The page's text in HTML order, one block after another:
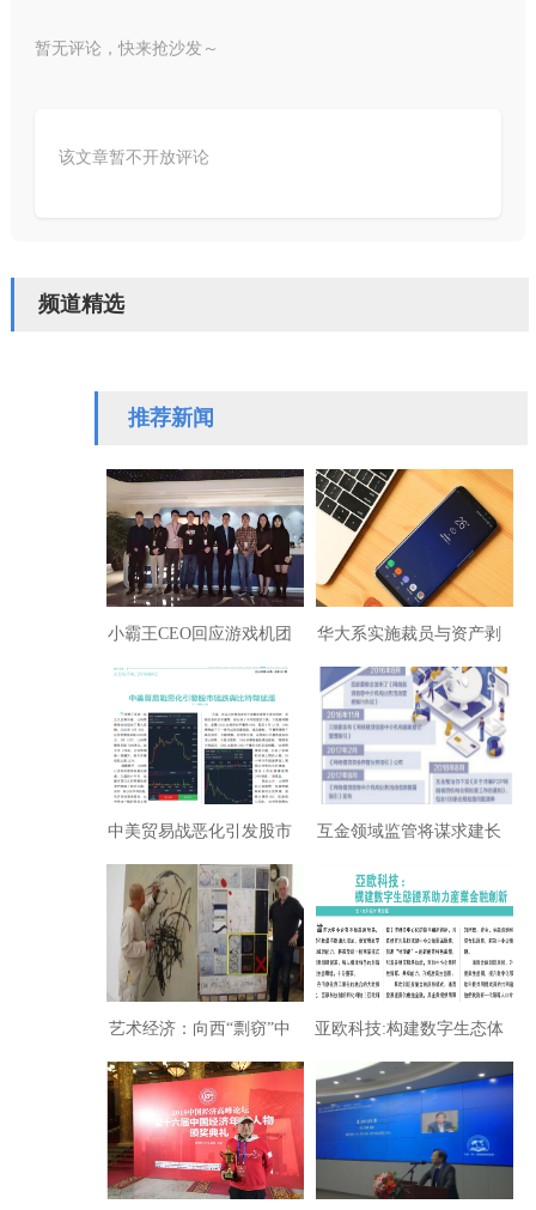
暂无评论，快来抢沙发～
该文章暂不开放评论
频道精选
推荐新闻
小霸王CEO回应游戏机团 华大系实施裁员与资产剥
离，被裁员工华大币无法
提现
中美贸易战恶化引发股市
猛跌与比特币猛涨
互金领域监管将谋求建长
效机制
艺术经济：向西“剽窃”中
国文化能有国格？（张
傲）
亚欧科技:构建数字生态体
系助力产业金融创新（欧
云华）